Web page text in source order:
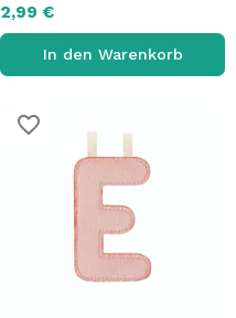
2,99 €
In den Warenkorb
favorite_border